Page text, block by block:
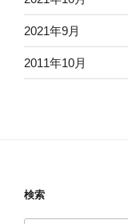
2021年9月
2011年10月
検索